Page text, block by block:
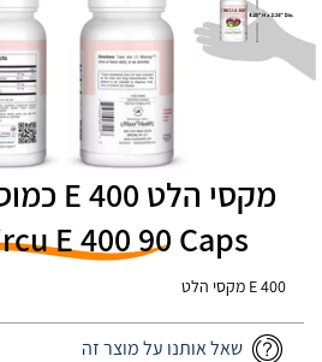
E 400 90 Caps
E 400 מקסי הלט
שאל אותנו על מוצר זה